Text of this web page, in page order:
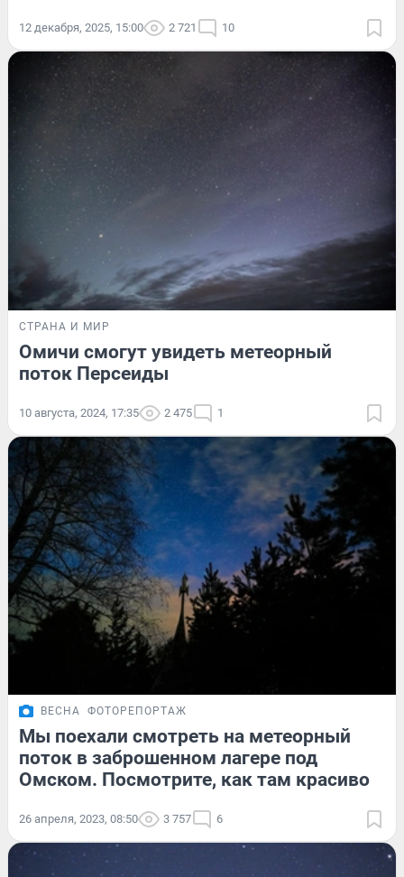
12 декабря, 2025, 15:00 2 721 10
СТРАНА И МИР
Омичи смогут увидеть метеорный
поток Персеиды
10 августа, 2024, 17:35 2 475 1
ВЕСНА ФОТОРЕПОРТАЖ
Мы поехали смотреть на метеорный
поток в заброшенном лагере под
Омском. Посмотрите, как там красиво
26 апреля, 2023, 08:50 3 757 6